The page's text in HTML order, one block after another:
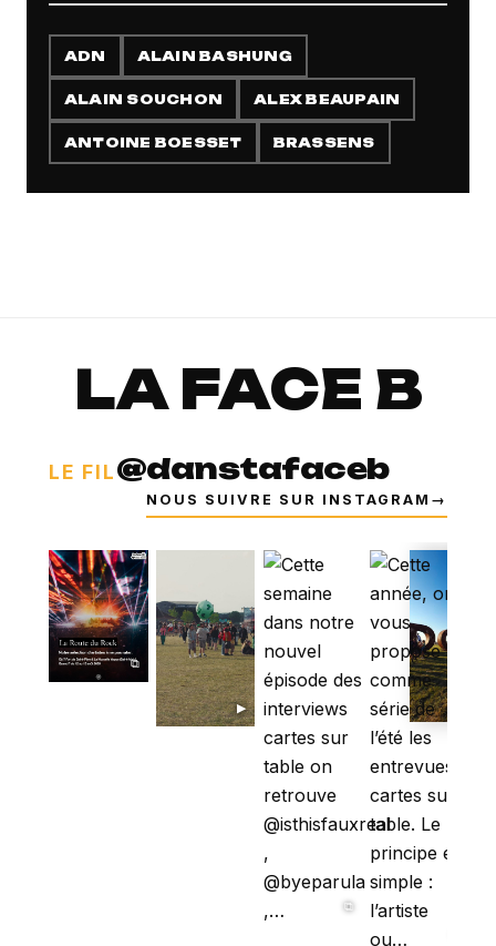
ADN ALAIN BASHUNG
ALAIN SOUCHON ALEX BEAUPAIN
ANTOINE BOESSET BRASSENS
LA FACE B
LE FIL@danstafaceb
NOUS SUIVRE SUR INSTAGRAM →
⧉
▶
⧉